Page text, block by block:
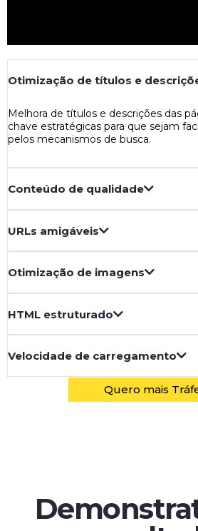
Otimização de títulos e
Melhora de títulos e descrições das
chave estratégicas para que sejam
pelos mecanismos de busca.
Conteúdo de qualidade
URLs amigáveis
Otimização de imagens
HTML estruturado
Velocidade de carregamento
Quero mais